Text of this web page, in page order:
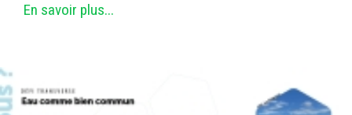
En savoir plus...